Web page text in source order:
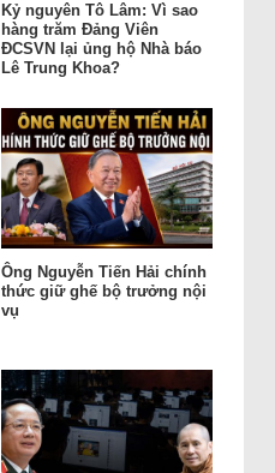
Kỷ nguyên Tô Lâm: Vì sao
hàng trăm Đảng Viên
ĐCSVN lại ủng hộ Nhà báo
Lê Trung Khoa?
Ông Nguyễn Tiến Hải chính
thức giữ ghế bộ trưởng nội
vụ